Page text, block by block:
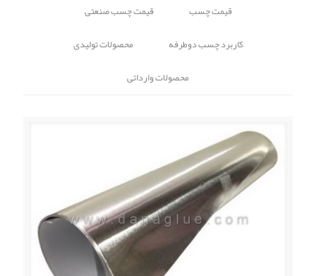
قیمت چسب
قیمت چسب صنعتی
کاربرد چسب دوطرفه
محصولات تولیدی
محصولات وارداتی